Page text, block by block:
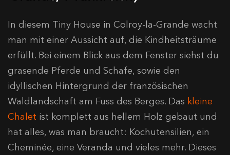
In diesem Tiny House in Colroy-la-Grande wacht
man mit einer Aussicht auf, die Kindheitsträume
erfüllt. Bei einem Blick aus dem Fenster siehst du
grasende Pferde und Schafe, sowie den
idyllischen Hintergrund der französischen
Waldlandschaft am Fuss des Berges. Das kleine
Chalet ist komplett aus hellem Holz gebaut und
hat alles, was man braucht: Kochutensilien, ein
Cheminée, eine Veranda und vieles mehr. Dieses